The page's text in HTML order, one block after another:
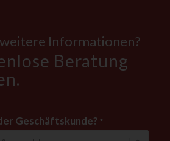
weitere Informationen?
Beratung
Geschäftskunde? *